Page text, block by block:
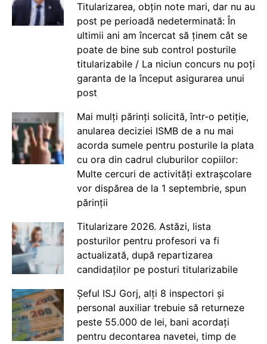
Titularizarea, obțin note mari, dar nu au
post pe perioadă nedeterminată: În
ultimii ani am încercat să ținem cât se
poate de bine sub control posturile
titularizabile / La niciun concurs nu poți
garanta de la început asigurarea unui
post
Mai mulți părinți solicită, într-o petiție,
anularea deciziei ISMB de a nu mai
acorda sumele pentru posturile la plata
cu ora din cadrul cluburilor copiilor:
Multe cercuri de activități extrașcolare
vor dispărea de la 1 septembrie, spun
părinții
Titularizare 2026. Astăzi, lista
posturilor pentru profesori va fi
actualizată, după repartizarea
candidaților pe posturi titularizabile
Șeful ISJ Gorj, alți 8 inspectori și
personal auxiliar trebuie să returneze
peste 55.000 de lei, bani acordați
pentru decontarea navetei, timp de